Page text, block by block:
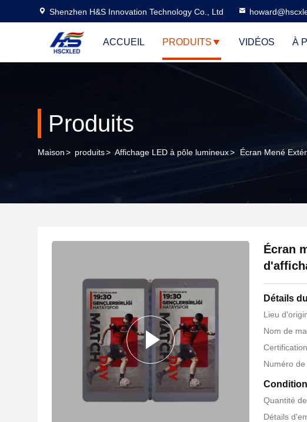
Shenzhen H&S Innovation Technology Co., Ltd
ACCUEIL PRODUITS VIDÉOS À
Produits
Maison> produits> Affichage LED à pôle lumineux> Écran Mené
Écran
Détails
Lieu
Nom de
Numéro
Quantité
Détails